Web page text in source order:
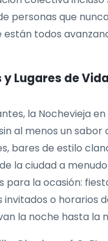
personas que
todos
y Lugares de
la Nochevieja
al menos un sabor
bares de estilo
la ciudad a
para la ocasión:
invitados o horarios
la noche hasta la